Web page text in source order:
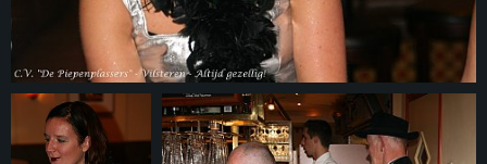
© 2026foto.piepenplas.nl